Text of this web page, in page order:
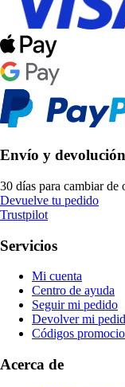
Envío y devolución
30 días para cambiar de
Devuelve tu pedido
Trustpilot
Servicios
Mi cuenta
Centro de ayuda
Seguir mi pedido
Devolver mi
Códigos
Acerca de